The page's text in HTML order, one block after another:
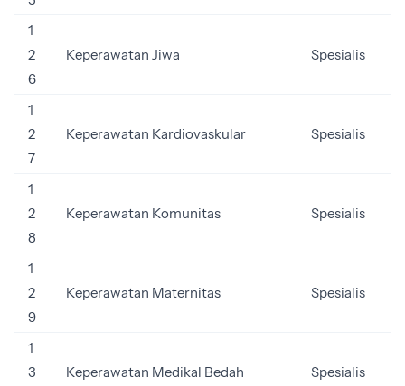
1
2
6
Keperawatan Jiwa Spesialis
1
2
7
Keperawatan Kardiovaskular Spesialis
1
2
8
Keperawatan Komunitas Spesialis
1
2
9
Keperawatan Maternitas Spesialis
1
3
Keperawatan Medikal Bedah Spesialis